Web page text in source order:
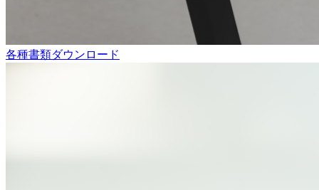
各種書類ダウンロード